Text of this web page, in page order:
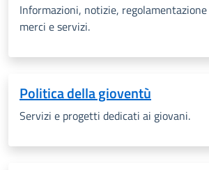
Informazioni, notizie,
merci e servizi.
Politica della gioventù
Servizi e progetti dedicati ai giovani.